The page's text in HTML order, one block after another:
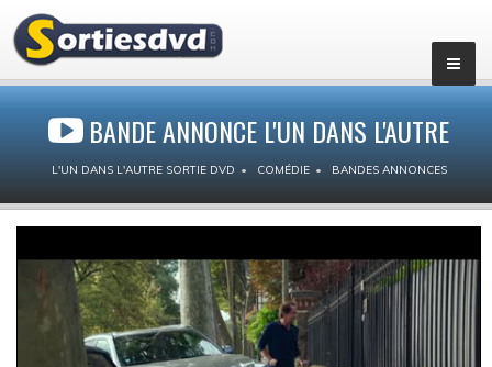
BANDE ANNONCE L'UN DANS L'AUTRE
L'UN DANS L'AUTRE SORTIE DVD COMÉDIE BANDES ANNONCES